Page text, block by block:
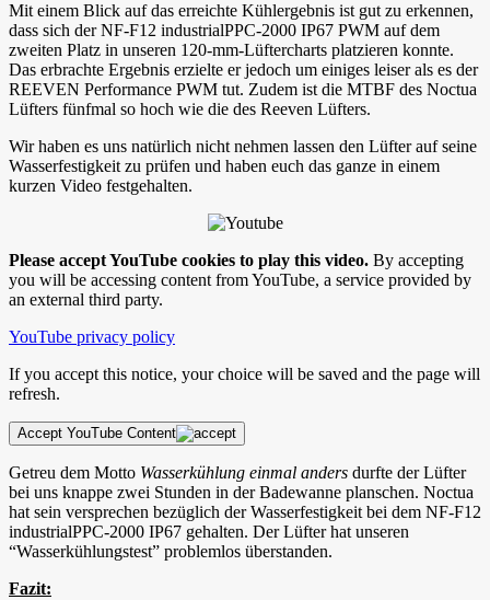
Mit einem Blick auf das erreichte Kühlergebnis ist gut zu erkennen,
dass sich der NF-F12 industrialPPC-2000 IP67 PWM auf dem
zweiten Platz in unseren 120-mm-Lüftercharts platzieren konnte.
Das erbrachte Ergebnis erzielte er jedoch um einiges leiser als es der
REEVEN Performance PWM tut. Zudem ist die MTBF des Noctua
Lüfters fünfmal so hoch wie die des Reeven Lüfters.
Wir haben es uns natürlich nicht nehmen lassen den Lüfter auf seine
Wasserfestigkeit zu prüfen und haben euch das ganze in einem
kurzen Video festgehalten.
Please accept YouTube cookies to play this video. By accepting
you will be accessing content from YouTube, a service provided by
an external third party.
YouTube privacy policy
If you accept this notice, your choice will be saved and the page will
refresh.
Accept YouTube Content
Getreu dem Motto Wasserkühlung einmal anders durfte der Lüfter
bei uns knappe zwei Stunden in der Badewanne planschen. Noctua
hat sein versprechen bezüglich der Wasserfestigkeit bei dem NF-F12
industrialPPC-2000 IP67 gehalten. Der Lüfter hat unseren
“Wasserkühlungstest” problemlos überstanden.
Fazit: